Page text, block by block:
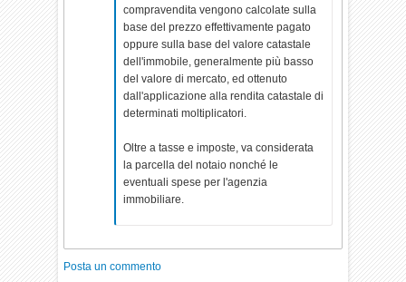
compravendita vengono calcolate sulla
base del prezzo effettivamente pagato
oppure sulla base del valore catastale
dell'immobile, generalmente più basso
del valore di mercato, ed ottenuto
dall'applicazione alla rendita catastale di
determinati moltiplicatori.
Oltre a tasse e imposte, va considerata
la parcella del notaio nonché le
eventuali spese per l'agenzia
immobiliare.
Posta un commento